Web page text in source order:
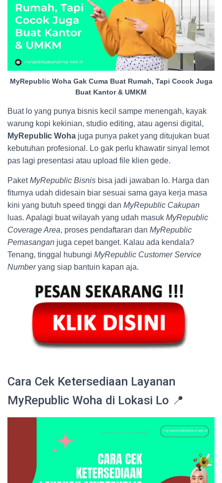
MyRepublic Woha Gak Cuma Buat Rumah, Tapi Cocok Juga
Buat Kantor & UMKM
Buat lo yang punya bisnis kecil sampe menengah, kayak
warung kopi kekinian, studio editing, atau agensi digital,
MyRepublic Woha juga punya paket yang ditujukan buat
kebutuhan profesional. Lo gak perlu khawatir sinyal lemot
pas lagi presentasi atau upload file klien gede.
PaketMyRepublic Bisnis bisa jadi jawaban lo. Harga dan
fiturnya udah didesain biar sesuai sama gaya kerja masa
kini yang butuh speed tinggi dan MyRepublic Cakupan
luas. Apalagi buat wilayah yang udah masuk MyRepublic
Coverage Area, proses pendaftaran dan MyRepublic
Pemasangan juga cepet banget. Kalau ada kendala?
Tenang, tinggal hubungi MyRepublic Customer Service
Numberyang siap bantuin kapan aja.
Cara Cek Ketersediaan Layanan
MyRepublic Woha di Lokasi Lo 📍